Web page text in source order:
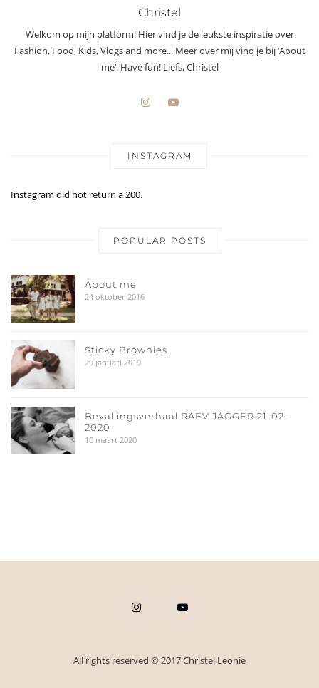
Christel
Welkom op mijn platform! Hier vind je de leukste inspiratie over
Fashion, Food, Kids, Vlogs and more... Meer over mij vind je bij ‘About
me’. Have fun! Liefs, Christel
INSTAGRAM
Instagram did not return a 200.
POPULAR POSTS
About me
24 oktober 2016
Sticky Brownies
29 januari 2019
Bevallingsverhaal RAEV JAGGER 21-02-
2020
10 maart 2020
All rights reserved © 2017 Christel Leonie